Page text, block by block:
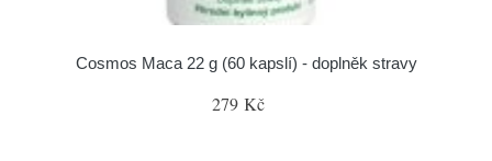
Cosmos Maca 22 g (60 kapslí) - doplněk stravy
279 Kč